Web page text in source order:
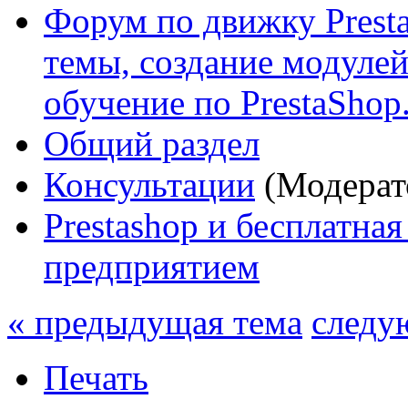
Форум по движку
темы, создание
обучение по
Общий раздел
Консультации
Prestashop и
предприятием
« предыдущая тема
Печать